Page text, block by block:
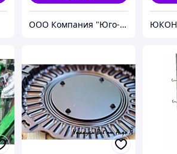
ООО Компания "Юго-Восток" ЮКОН